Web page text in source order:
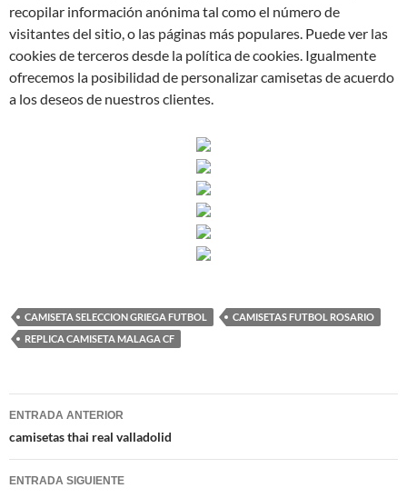
recopilar información anónima tal como el número de
visitantes del sitio, o las páginas más populares. Puede ver las
cookies de terceros desde la política de cookies. Igualmente
ofrecemos la posibilidad de personalizar camisetas de acuerdo
a los deseos de nuestros clientes.
CAMISETA SELECCION GRIEGA FUTBOL
CAMISETAS FUTBOL ROSARIO
REPLICA CAMISETA MALAGA CF
Navegación
de
entradas
ENTRADA ANTERIOR
camisetas thai real valladolid
ENTRADA SIGUIENTE